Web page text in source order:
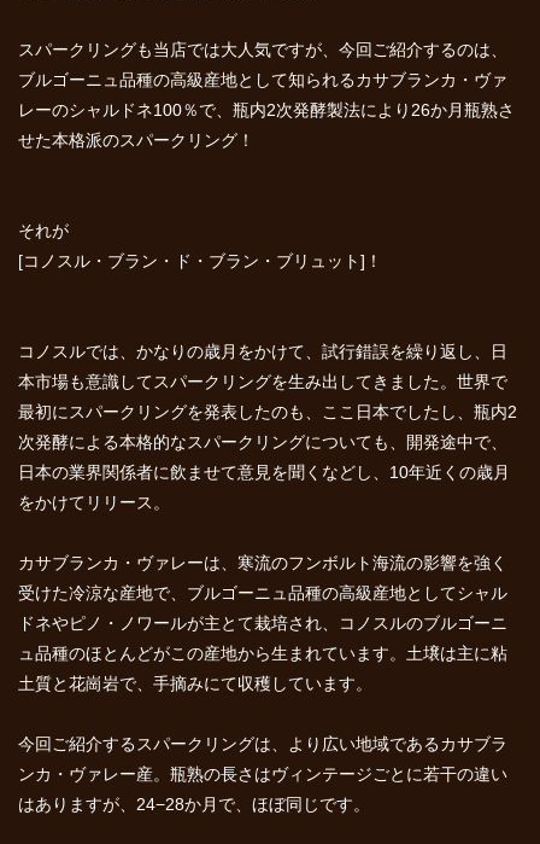
スパークリングも当店では大人気ですが、今回ご紹介するのは、
ブルゴーニュ品種の高級産地として知られるカサブランカ・ヴァ
レーのシャルドネ100％で、瓶内2次発酵製法により26か月瓶熟さ
せた本格派のスパークリング！
それが
[コノスル・ブラン・ド・ブラン・ブリュット]！
コノスルでは、かなりの歳月をかけて、試行錯誤を繰り返し、日
本市場も意識してスパークリングを生み出してきました。世界で
最初にスパークリングを発表したのも、ここ日本でしたし、瓶内2
次発酵による本格的なスパークリングについても、開発途中で、
日本の業界関係者に飲ませて意見を聞くなどし、10年近くの歳月
をかけてリリース。
カサブランカ・ヴァレーは、寒流のフンボルト海流の影響を強く
受けた冷涼な産地で、ブルゴーニュ品種の高級産地としてシャル
ドネやピノ・ノワールが主とて栽培され、コノスルのブルゴーニ
ュ品種のほとんどがこの産地から生まれています。土壌は主に粘
土質と花崗岩で、手摘みにて収穫しています。
今回ご紹介するスパークリングは、より広い地域であるカサブラ
ンカ・ヴァレー産。瓶熟の長さはヴィンテージごとに若干の違い
はありますが、24−28か月で、ほぼ同じです。